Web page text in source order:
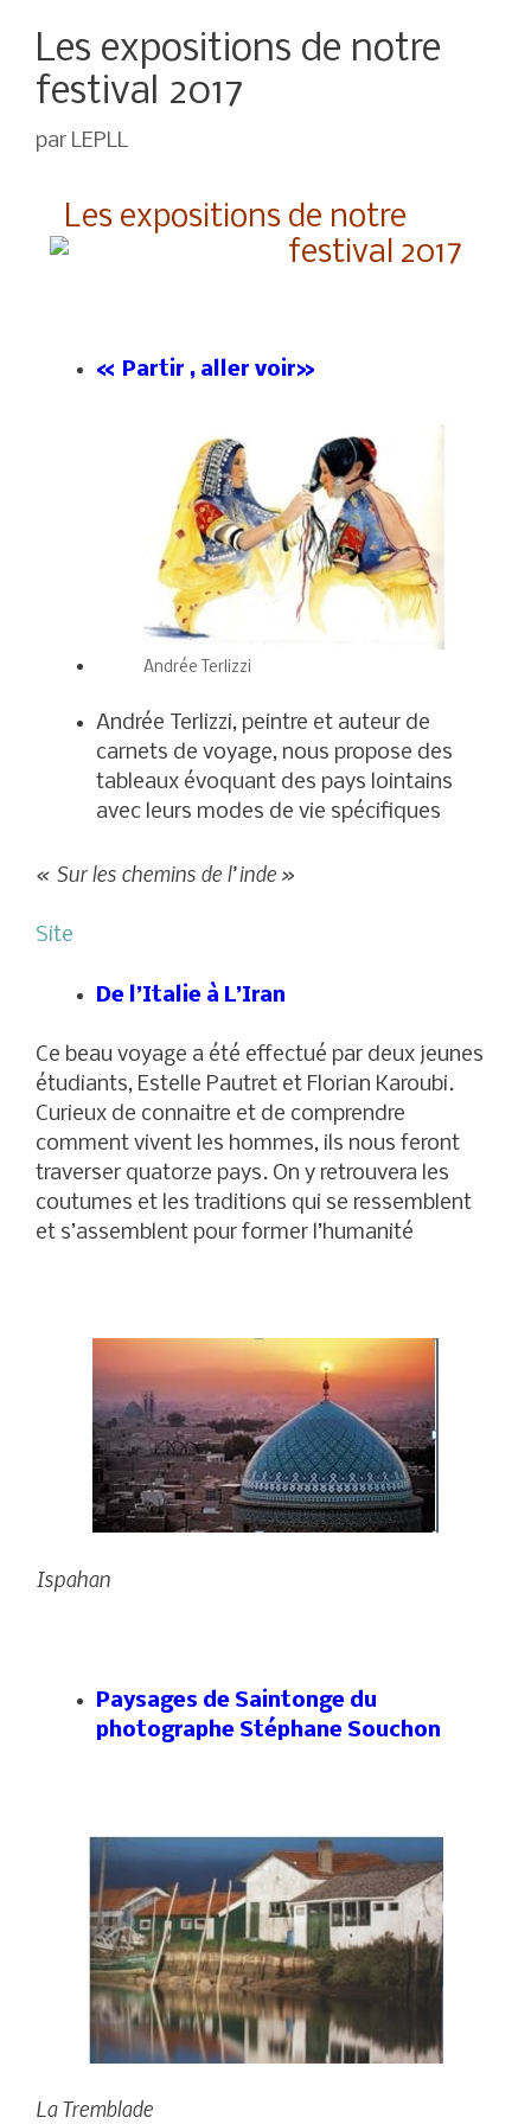
Les expositions de notre
festival 2017
par LEPLL
Les expositions de notre
festival 2017
« Partir , aller voir»
Andrée Terlizzi
Andrée Terlizzi, peintre et auteur de
carnets de voyage, nous propose des
tableaux évoquant des pays lointains
avec leurs modes de vie spécifiques
« Sur les chemins de l’inde »
Site
De l’Italie à L’Iran
Ce beau voyage a été effectué par deux jeunes
étudiants, Estelle Pautret et Florian Karoubi.
Curieux de connaitre et de comprendre
comment vivent les hommes, ils nous feront
traverser quatorze pays. On y retrouvera les
coutumes et les traditions qui se ressemblent
et s’assemblent pour former l’humanité
Ispahan
Paysages de Saintonge du
photographe Stéphane Souchon
La Tremblade